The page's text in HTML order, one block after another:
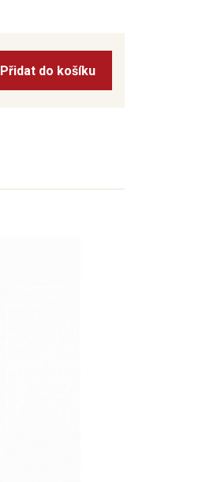
Přidat do košíku